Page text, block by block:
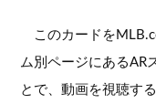
このカードを
ム別ページにあるAR
とで、動画を視聴す